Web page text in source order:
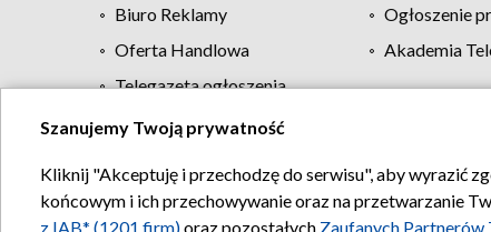
Biuro Reklamy
Ogłoszenie
Oferta Handlowa
Akademia
Telegazeta ogłoszenia
Regulamin TVP
Szanujemy Twoją prywatność
Kliknij "Akceptuję i przechodzę do serwisu", aby wyrazić
końcowym i ich przechowywanie oraz na przetwarzanie
z IAB* (1201 firm)oraz pozostałych Zaufanych